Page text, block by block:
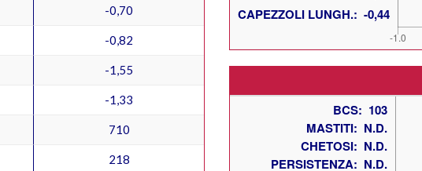
-0,70
-0,82
-1,55
-1,33
710
218